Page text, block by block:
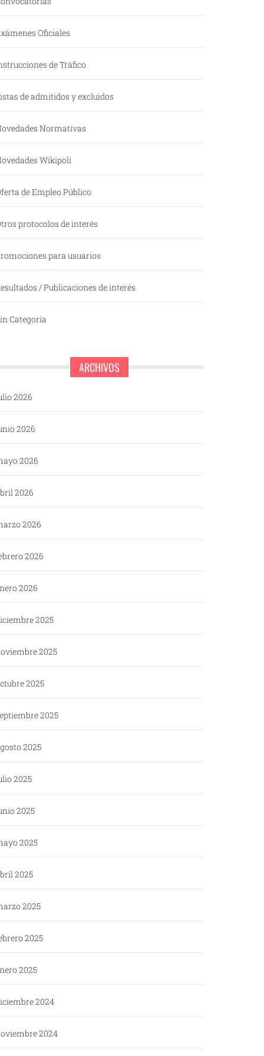
Oficiales
de Tráfico
de admitidos y excluidos
Normativas
Wikipoli
de Empleo Público
protocolos de interés
para usuarios
/ Publicaciones de interés
Categoría
ARCHIVOS
2026
2026
2026
2026
2026
2026
2026
2025
2025
2025
2025
2025
2025
2025
2025
2025
2025
2025
2025
2024
2024